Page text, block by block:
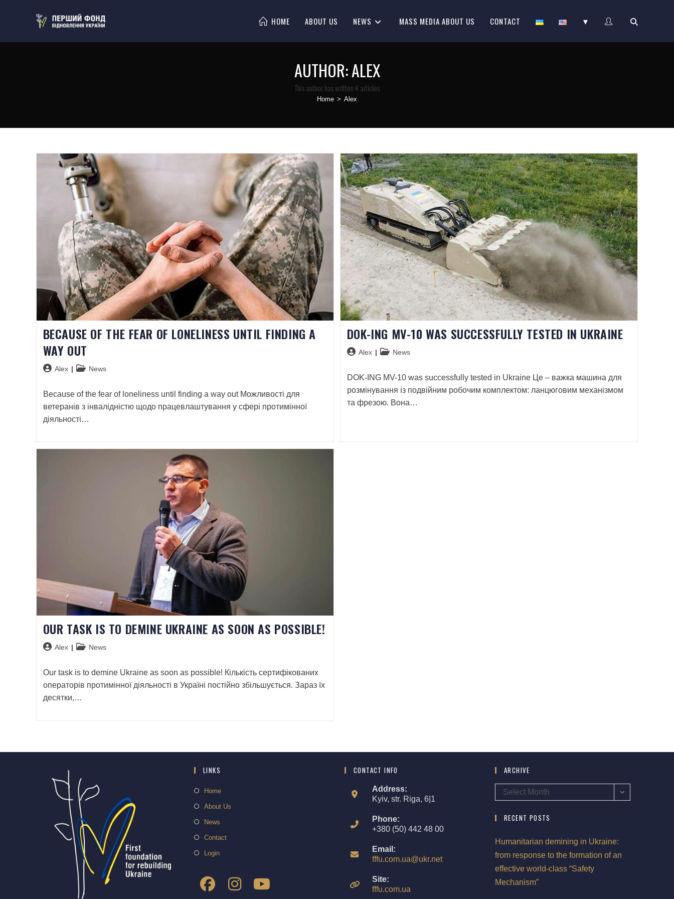
HOME ABOUT US NEWS MASS MEDIA ABOUT US CONTACT ▼
AUTHOR:ALEX
This author has written 4 articles
Home > Alex
BECAUSE OF THE FEAR OF LONELINESS UNTIL FINDING A
WAY OUT
Alex News
Because of the fear of loneliness until finding a way out Можливості для
ветеранів з інвалідністю щодо працевлаштування у сфері протимінної
діяльності…
DOK-ING MV-10 WAS SUCCESSFULLY TESTED IN UKRAINE
Alex News
DOK-ING MV-10 was successfully tested in Ukraine Це – важка машина для
розмінування із подвійним робочим комплектом: ланцюговим механізмом
та фрезою. Вона…
OUR TASK IS TO DEMINE UKRAINE AS SOON AS POSSIBLE!
Alex News
Our task is to demine Ukraine as soon as possible! Кількість сертифікованих
операторів протимінної діяльності в Україні постійно збільшується. Зараз їх
десятки,…
LINKS
Home
About Us
News
Contact
Login
CONTACT INFO
Address:
Kyiv, str. Riga, 6|1
Phone:
+380 (50) 442 48 00
Email:
fffu.com.ua@ukr.net
Site:
fffu.com.ua
ARCHIVE
Select Month
RECENT POSTS
Humanitarian demining in Ukraine:
from response to the formation of an
effective world-class “Safety
Mechanism”